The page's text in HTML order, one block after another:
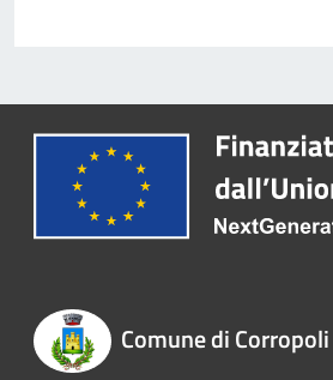
Comune di Corropoli